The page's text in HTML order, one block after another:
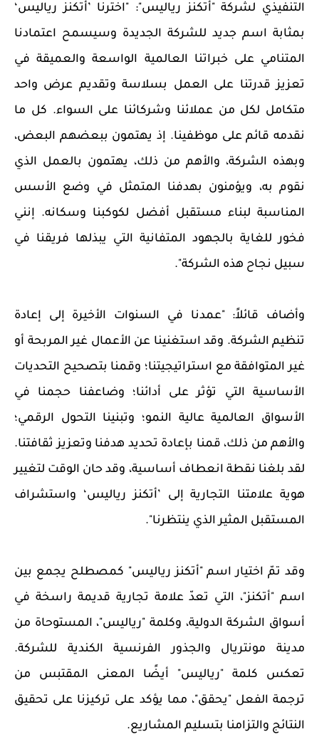
التنفيذي لشركة "أتكنز رياليس": "اخترنا ’أتكنز رياليس‘
بمثابة اسم جديد للشركة الجديدة وسيسمح اعتمادنا
المتنامي على خبراتنا العالمية الواسعة والعميقة في
تعزيز قدرتنا على العمل بسلاسة وتقديم عرض واحد
متكامل لكل من عملائنا وشركائنا على السواء. كل ما
نقدمه قائم على موظفينا. إذ يهتمون ببعضهم البعض،
وبهذه الشركة، والأهم من ذلك، يهتمون بالعمل الذي
نقوم به، ويؤمنون بهدفنا المتمثل في وضع الأسس
المناسبة لبناء مستقبل أفضل لكوكبنا وسكانه. إنني
فخور للغاية بالجهود المتفانية التي يبذلها فريقنا في
سبيل نجاح هذه الشركة".
وأضاف قائلاً: "عمدنا في السنوات الأخيرة إلى إعادة
تنظيم الشركة. وقد استغنينا عن الأعمال غير المربحة أو
غير المتوافقة مع استراتيجيتنا؛ وقمنا بتصحيح التحديات
الأساسية التي تؤثر على أدائنا؛ وضاعفنا حجمنا في
الأسواق العالمية عالية النمو؛ وتبنينا التحول الرقمي؛
والأهم من ذلك، قمنا بإعادة تحديد هدفنا وتعزيز ثقافتنا.
لقد بلغنا نقطة انعطاف أساسية، وقد حان الوقت لتغيير
هوية علامتنا التجارية إلى ’أتكنز رياليس‘ واستشراف
المستقبل المثير الذي ينتظرنا".
وقد تمّ اختيار اسم "أتكنز رياليس" كمصطلح يجمع بين
اسم "أتكنز"، التي تعدّ علامة تجارية قديمة راسخة في
أسواق الشركة الدولية، وكلمة "رياليس"، المستوحاة من
مدينة مونتريال والجذور الفرنسية الكندية للشركة.
تعكس كلمة "رياليس" أيضًا المعنى المقتبس من
ترجمة الفعل "يحقق"، مما يؤكد على تركيزنا على تحقيق
النتائج والتزامنا بتسليم المشاريع.